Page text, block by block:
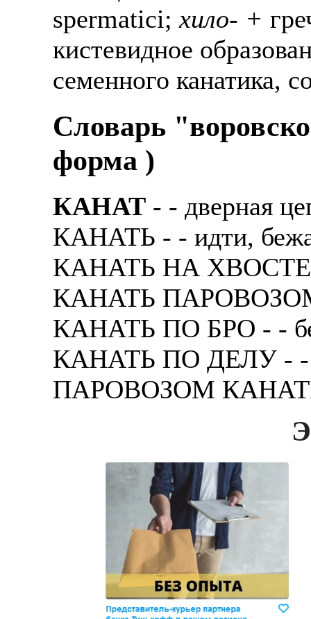
spermatici;хило- +
кистевидное
семенного канатика,
Словарь
форма )
КАНАТ - - двеpная
КАНАТЬ - - идти,
КАНАТЬ НА ХВОСТЕ -
КАНАТЬ ПАРОВОЗОМ
КАНАТЬ ПО БРО - -
КАНАТЬ ПО ДЕЛУ - -
ПАРОВОЗОМ КАНАТЬ